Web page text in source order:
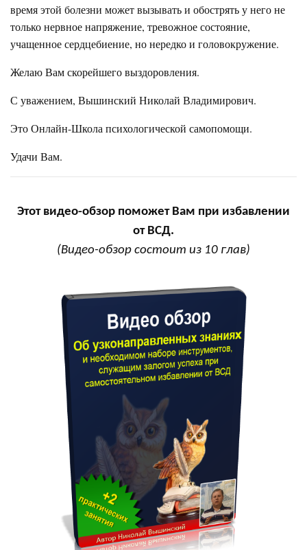
время этой болезни может вызывать и обострять у него не
только нервное напряжение, тревожное состояние,
учащенное сердцебиение, но нередко и головокружение.
Желаю Вам скорейшего выздоровления.
С уважением, Вышинский Николай Владимирович.
Это Онлайн-Школа психологической самопомощи.
Удачи Вам.
Этот видео-обзор поможет Вам при избавлении
от ВСД.
(Видео-обзор состоит из 10 глав)